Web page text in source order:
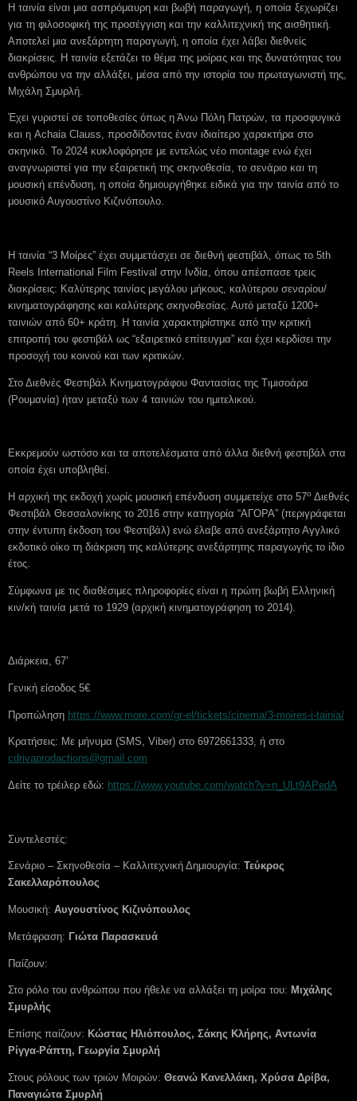
Η ταινία είναι μια ασπρόμαυρη και βωβή παραγωγή, η οποία ξεχωρίζει
για τη φιλοσοφική της προσέγγιση και την καλλιτεχνική της αισθητική.
Αποτελεί μια ανεξάρτητη παραγωγή, η οποία έχει λάβει διεθνείς
διακρίσεις. Η ταινία εξετάζει το θέμα της μοίρας και της δυνατότητας του
ανθρώπου να την αλλάξει, μέσα από την ιστορία του πρωταγωνιστή της,
Μιχάλη Σμυρλή.
Έχει γυριστεί σε τοποθεσίες όπως η Άνω Πόλη Πατρών, τα προσφυγικά
και η Achaia Clauss, προσδίδοντας έναν ιδιαίτερο χαρακτήρα στο
σκηνικό. Το 2024 κυκλοφόρησε με εντελώς νέο montage ενώ έχει
αναγνωριστεί για την εξαιρετική της σκηνοθεσία, το σενάριο και τη
μουσική επένδυση, η οποία δημιουργήθηκε ειδικά για την ταινία από το
μουσικό Αυγουστίνο Κιζινόπουλο.
Η ταινία “3 Μοίρες” έχει συμμετάσχει σε διεθνή φεστιβάλ, όπως το 5th
Reels International Film Festival στην Ινδία, όπου απέσπασε τρεις
διακρίσεις: Καλύτερης ταινίας μεγάλου μήκους, καλύτερου σεναρίου/
κινηματογράφησης και καλύτερης σκηνοθεσίας. Αυτό μεταξύ 1200+
ταινιών από 60+ κράτη. Η ταινία χαρακτηρίστηκε από την κριτική
επιτροπή του φεστιβάλ ως “εξαιρετικό επίτευγμα” και έχει κερδίσει την
προσοχή του κοινού και των κριτικών.
Στο Διεθνές Φεστιβάλ Κινηματογράφου Φαντασίας της Τιμισοάρα
(Ρουμανία) ήταν μεταξύ των 4 ταινιών του ημιτελικού.
Εκκρεμούν ωστόσο και τα αποτελέσματα από άλλα διεθνή φεστιβάλ στα
οποία έχει υποβληθεί.
Η αρχική της εκδοχή χωρίς μουσική επένδυση συμμετείχε στο 57ο Διεθνές
Φεστιβάλ Θεσσαλονίκης το 2016 στην κατηγορία “ΑΓΟΡΑ” (περιγράφεται
στην έντυπη έκδοση του Φεστιβάλ) ενώ έλαβε από ανεξάρτητο Αγγλικό
εκδοτικό οίκο τη διάκριση της καλύτερης ανεξάρτητης παραγωγής το ίδιο
έτος.
Σύμφωνα με τις διαθέσιμες πληροφορίες είναι η πρώτη βωβή Ελληνική
κιν/κή ταινία μετά το 1929 (αρχική κινηματογράφηση το 2014).
Διάρκεια, 67’
Γενική είσοδος 5€
Προπώληση https://www.more.com/gr-el/tickets/cinema/3-moires-i-tainia/
Κρατήσεις: Με μήνυμα (SMS, Viber) στο 6972661333, ή στο
cdrivaprodactions@gmail.com
Δείτε το τρέιλερ εδώ: https://www.youtube.com/watch?v=n_ULt9APedA
Συντελεστές:
Σενάριο – Σκηνοθεσία – Καλλιτεχνική Δημιουργία: Τεύκρος
Σακελλαρόπουλος
Μουσική: Αυγουστίνος Κιζινόπουλος
Μετάφραση: Γιώτα Παρασκευά
Παίζουν:
Στο ρόλο του ανθρώπου που ήθελε να αλλάξει τη μοίρα του: Μιχάλης
Σμυρλής
Επίσης παίζουν: Κώστας Ηλιόπουλος, Σάκης Κλήρης, Αντωνία
Ρίγγα-Ράπτη, Γεωργία Σμυρλή
Στους ρόλους των τριών Μοιρών: Θεανώ Κανελλάκη, Χρύσα Δρίβα,
Παναγιώτα Σμυρλή